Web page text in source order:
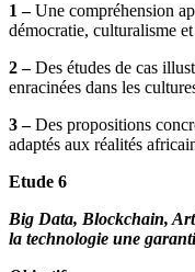
1 –Une compréhension
démocratie, culturalisme
2 –Des études de cas
enracinées dans les
3 –Des propositions
adaptés aux réalités
Etude 6
Big Data, Blockchain,
la technologie une